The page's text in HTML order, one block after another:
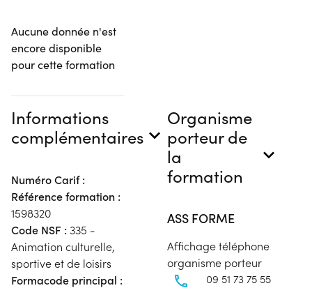
Aucune donnée n'est
encore disponible
pour cette formation
Informations
complémentaires
Numéro Carif :
Référence formation :
1598320
Code NSF : 335 -
Animation culturelle,
sportive et de loisirs
Formacode principal :
Organisme
porteur de
la
formation
ASS FORME
Affichage téléphone
organisme porteur
09 51 73 75 55